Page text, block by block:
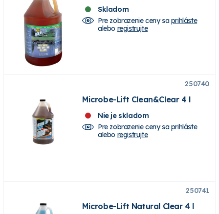
Skladom
Pre zobrazenie ceny saprihláste
alebo registrujte
250740
Microbe-Lift Clean&Clear 4 l
Nie je skladom
Pre zobrazenie ceny saprihláste
alebo registrujte
250741
Microbe-Lift Natural Clear 4 l